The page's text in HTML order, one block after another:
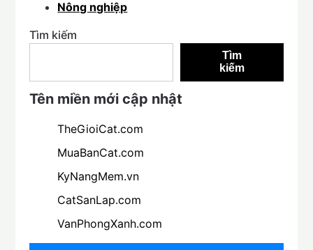
Nông nghiệp
Tìm kiếm
Tìm
kiếm
Tên miền mới cập nhật
TheGioiCat.com
MuaBanCat.com
KyNangMem.vn
CatSanLap.com
VanPhongXanh.com